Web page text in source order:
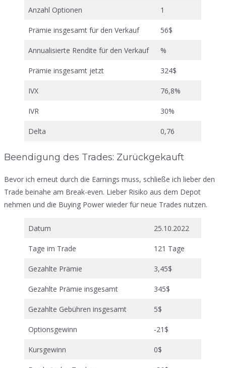
Anzahl Optionen 1
Prämie insgesamt für den Verkauf 56$
Annualisierte Rendite für den Verkauf %
Prämie insgesamt jetzt 324$
IVX 76,8%
IVR 30%
Delta 0,76
Beendigung des Trades: Zurückgekauft
Bevor ich erneut durch die Earnings muss, schließe ich lieber den
Trade beinahe am Break-even. Lieber Risiko aus dem Depot
nehmen und die Buying Power wieder für neue Trades nutzen.
Datum 25.10.2022
Tage im Trade 121 Tage
Gezahlte Prämie 3,45$
Gezahlte Prämie insgesamt 345$
Gezahlte Gebühren insgesamt 5$
Optionsgewinn -21$
Kursgewinn 0$